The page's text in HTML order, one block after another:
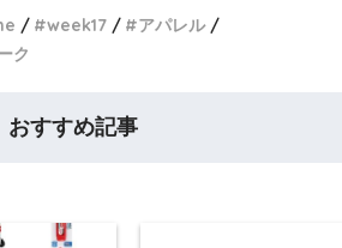
week17
アパレル
ク
おすすめ記事